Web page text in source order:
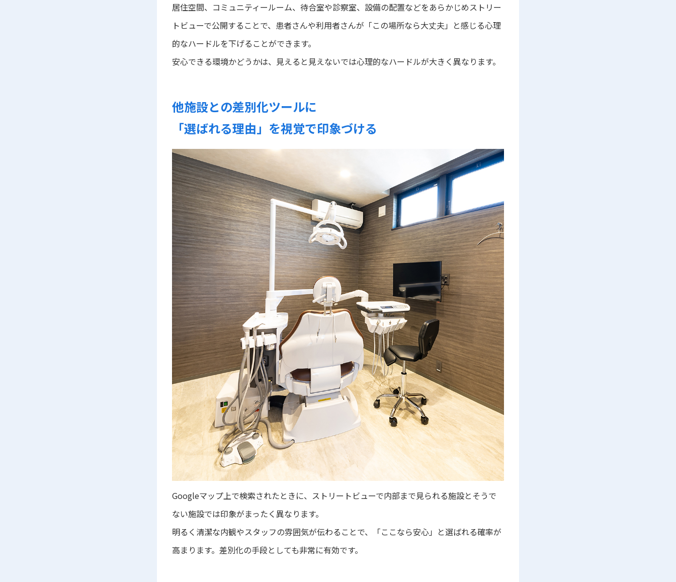
居住空間、コミュニティールーム、待合室や診察室、設備の配置などをあらかじめストリー
トビューで公開することで、患者さんや利用者さんが「この場所なら大丈夫」と感じる心理
的なハードルを下げることができます。
安心できる環境かどうかは、見えると見えないでは心理的なハードルが大きく異なります。
他施設との差別化ツールに
「選ばれる理由」を視覚で印象づける
Googleマップ上で検索されたときに、ストリートビューで内部まで見られる施設とそうで
ない施設では印象がまったく異なります。
明るく清潔な内観やスタッフの雰囲気が伝わることで、「ここなら安心」と選ばれる確率が
高まります。差別化の手段としても非常に有効です。